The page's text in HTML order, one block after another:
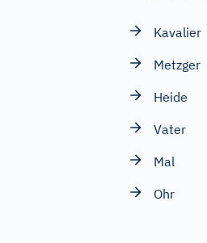
Kavalier
Metzger
Heide
Vater
Mal
Ohr